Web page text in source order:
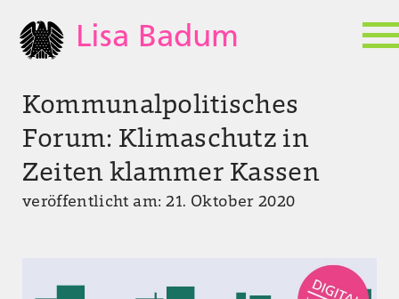
Lisa Badum
Kommunalpolitisches
Forum: Klimaschutz in
Zeiten klammer Kassen
veröffentlicht am: 21. Oktober 2020